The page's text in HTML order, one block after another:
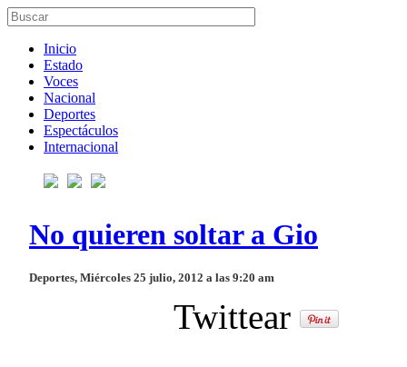
Inicio
Estado
Voces
Nacional
Deportes
Espectáculos
Internacional
No quieren soltar a Gio
Deportes, Miércoles 25 julio, 2012 a las 9:20 am
Twittear